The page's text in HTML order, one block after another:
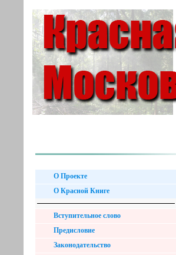
О Проекте
О Красной Книге
Вступительное слово
Предисловие
Законодательство